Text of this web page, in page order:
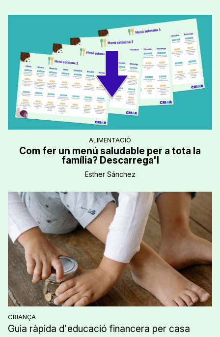
CRIANÇA
Guia ràpida d'educació financera per casa
ALIMENTACIÓ
Com fer un menú saludable per a tota la
família? Descarrega'l
Esther Sánchez